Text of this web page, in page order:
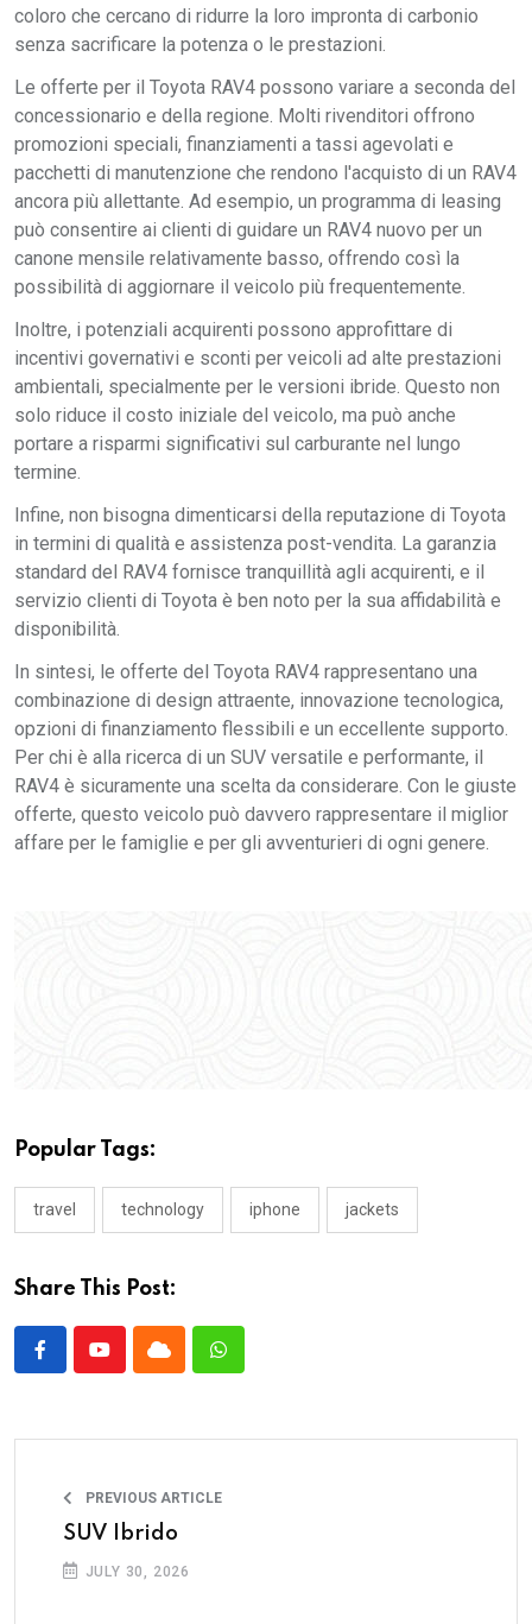
coloro che cercano di ridurre la loro impronta di carbonio
senza sacrificare la potenza o le prestazioni.
Le offerte per il Toyota RAV4 possono variare a seconda del
concessionario e della regione. Molti rivenditori offrono
promozioni speciali, finanziamenti a tassi agevolati e
pacchetti di manutenzione che rendono l'acquisto di un RAV4
ancora più allettante. Ad esempio, un programma di leasing
può consentire ai clienti di guidare un RAV4 nuovo per un
canone mensile relativamente basso, offrendo così la
possibilità di aggiornare il veicolo più frequentemente.
Inoltre, i potenziali acquirenti possono approfittare di
incentivi governativi e sconti per veicoli ad alte prestazioni
ambientali, specialmente per le versioni ibride. Questo non
solo riduce il costo iniziale del veicolo, ma può anche
portare a risparmi significativi sul carburante nel lungo
termine.
Infine, non bisogna dimenticarsi della reputazione di Toyota
in termini di qualità e assistenza post-vendita. La garanzia
standard del RAV4 fornisce tranquillità agli acquirenti, e il
servizio clienti di Toyota è ben noto per la sua affidabilità e
disponibilità.
In sintesi, le offerte del Toyota RAV4 rappresentano una
combinazione di design attraente, innovazione tecnologica,
opzioni di finanziamento flessibili e un eccellente supporto.
Per chi è alla ricerca di un SUV versatile e performante, il
RAV4 è sicuramente una scelta da considerare. Con le giuste
offerte, questo veicolo può davvero rappresentare il miglior
affare per le famiglie e per gli avventurieri di ogni genere.
Popular Tags:
travel technology iphone jackets
Share This Post:
PREVIOUS ARTICLE
SUV Ibrido
JULY 30, 2026